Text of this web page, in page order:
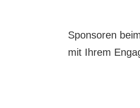
Sponsoren
mit Ihrem